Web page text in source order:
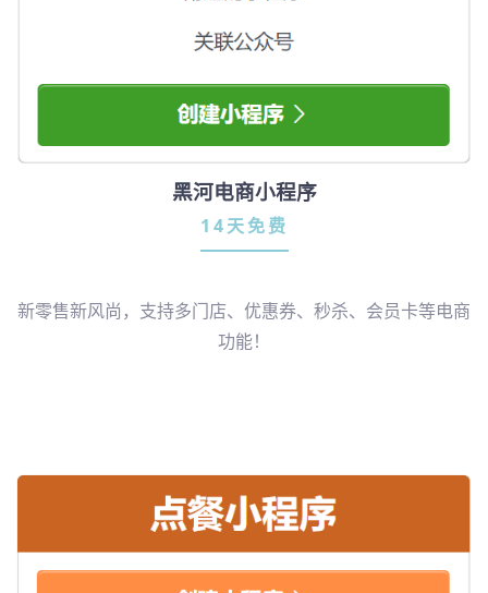
黑河电商小程序
14天免费
新零售新风尚，支持多门店、优惠券、秒杀、会员卡等电商
功能！